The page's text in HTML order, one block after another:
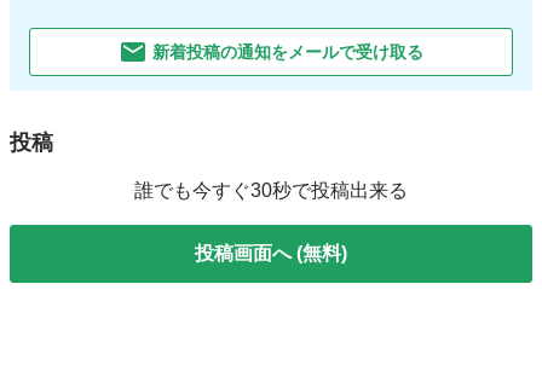
新着投稿の通知をメールで受け取る
投稿
誰でも今すぐ30秒で投稿出来る
投稿画面へ (無料)